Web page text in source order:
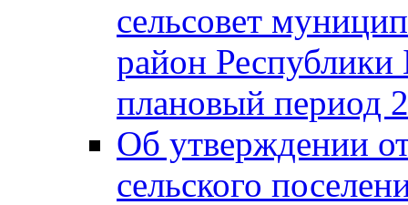
сельсовет
район Республики
плановый период
Об утверждении
сельского